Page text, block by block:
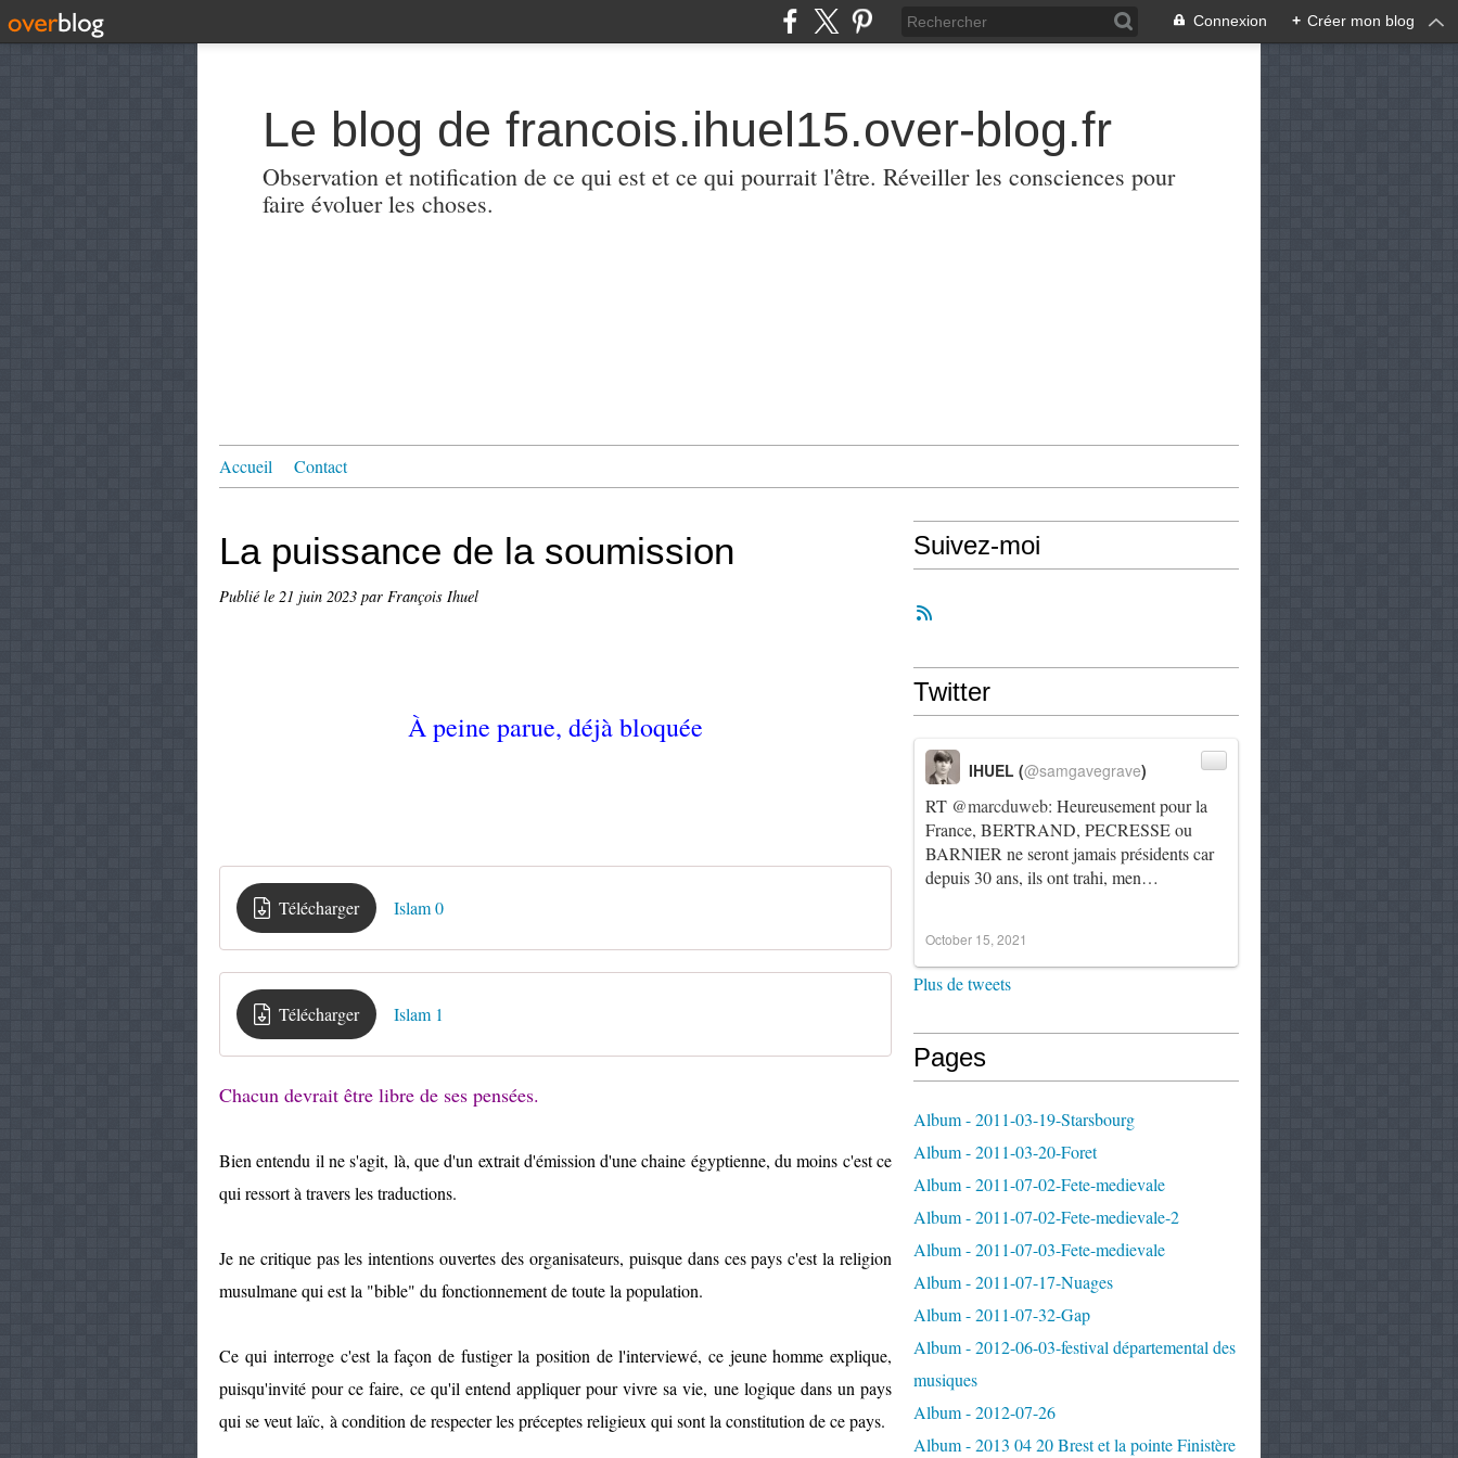
Connexion + Créer mon blog
Le blog de francois.ihuel15.over-blog.fr
Observation et notification de ce qui est et ce qui pourrait l'être. Réveiller les consciences pour
faire évoluer les choses.
Accueil Contact
La puissance de la soumission
Publié le 21 juin 2023 par François Ihuel
À peine parue, déjà bloquée
Télécharger Islam 0
Télécharger Islam 1
Chacun devrait être libre de ses pensées.
Bien entendu il ne s'agit, là, que d'un extrait d'émission d'une chaine égyptienne, du moins c'est ce
qui ressort à travers les traductions.
Je ne critique pas les intentions ouvertes des organisateurs, puisque dans ces pays c'est la religion
musulmane qui est la "bible" du fonctionnement de toute la population.
Ce qui interroge c'est la façon de fustiger la position de l'interviewé, ce jeune homme explique,
puisqu'invité pour ce faire, ce qu'il entend appliquer pour vivre sa vie, une logique dans un pays
qui se veut laïc, à condition de respecter les préceptes religieux qui sont la constitution de ce pays.
Suivez-moi
Twitter
RT @marcduweb: Heureusement pour la
France, BERTRAND, PECRESSE ou
BARNIER ne seront jamais présidents car
depuis 30 ans, ils ont trahi, men…
IHUEL (@samgavegrave)
October 15, 2021
Plus de tweets
Pages
Album - 2011-03-19-Starsbourg
Album - 2011-03-20-Foret
Album - 2011-07-02-Fete-medievale
Album - 2011-07-02-Fete-medievale-2
Album - 2011-07-03-Fete-medievale
Album - 2011-07-17-Nuages
Album - 2011-07-32-Gap
Album - 2012-06-03-festival départemental des
musiques
Album - 2012-07-26
Album - 2013 04 20 Brest et la pointe Finistère